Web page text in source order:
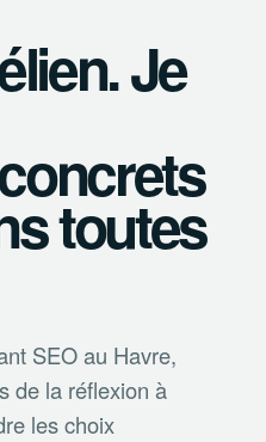
Je
toutes
SEO au Havre,
de la réflexion à
les choix